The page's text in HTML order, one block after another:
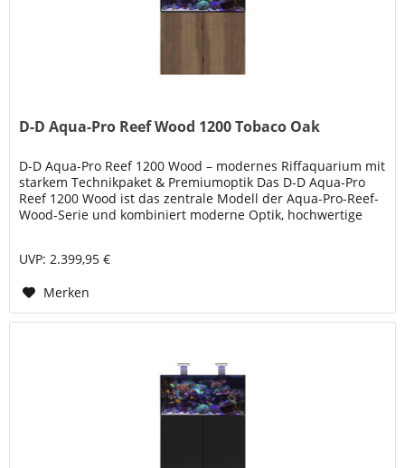
D-D Aqua-Pro Reef Wood 1200 Tobaco Oak
D-D Aqua-Pro Reef 1200 Wood – modernes Riffaquarium mit
starkem Technikpaket & Premiumoptik Das D-D Aqua-Pro
Reef 1200 Wood ist das zentrale Modell der Aqua-Pro-Reef-
Wood-Serie und kombiniert moderne Optik, hochwertige
UVP: 2.399,95 €
Merken